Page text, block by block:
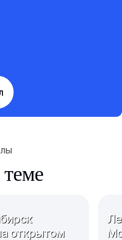
открытом